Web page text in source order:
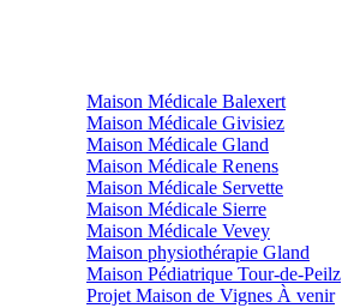
Maison Médicale Balexert
Maison Médicale Givisiez
Maison Médicale Gland
Maison Médicale Renens
Maison Médicale Servette
Maison Médicale Sierre
Maison Médicale Vevey
Maison physiothérapie Gland
Maison Pédiatrique Tour-de-Peilz
Projet Maison de Vignes À venir